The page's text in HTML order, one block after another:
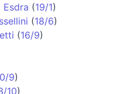
Esdra (19/1)
(18/6)
(16/9)
9)
10)